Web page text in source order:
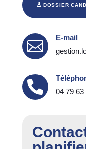
DOSSIER

E-mail

04 79 63